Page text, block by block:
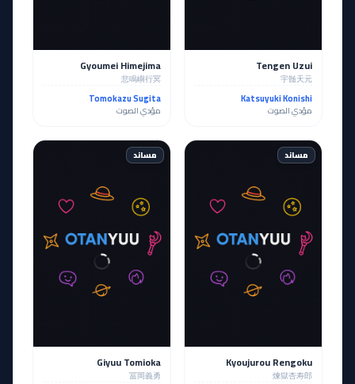
Tengen Uzui
宇髄天元
Katsuyuki Konishi
مؤدي الصوت
Gyoumei Himejima
悲鳴嶼行冥
Tomokazu Sugita
مؤدي الصوت
مساند
Kyoujurou Rengoku
煉獄杏寿郎
مساند
Giyuu Tomioka
冨岡義勇